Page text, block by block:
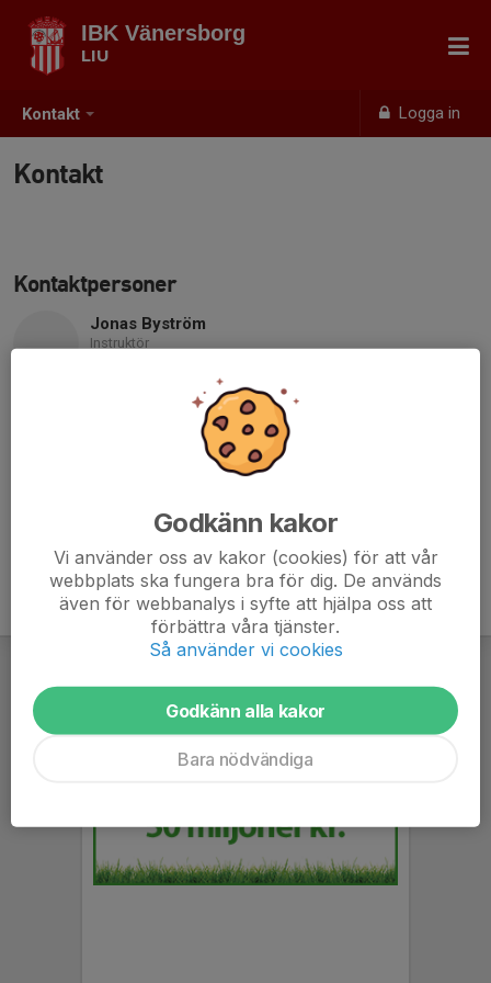
Kontakt Logga in
IBK Vänersborg
LIU
Kontakt
Kontaktpersoner
Jonas Byström
Instruktör
jonas.bystrom@ibkvanersborg.se
Godkänn kakor
Vi använder oss av kakor (cookies) för att vår
webbplats ska fungera bra för dig. De används
även för webbanalys i syfte att hjälpa oss att
förbättra våra tjänster.
Så använder vi cookies
Godkänn alla kakor
Bara nödvändiga